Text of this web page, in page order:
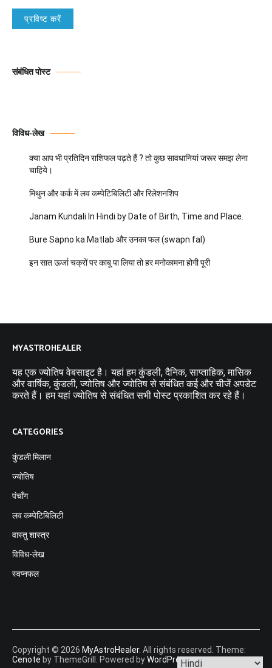
संबंधित पोस्ट
विविध-लेख
क्या आप भी प्रतिदिन राशिफल पढ़ते हैं ? तो कुछ सावधानियां जरूर समझ लेना
चाहिये।
मिथुन और कर्क में लव कम्पेटिबिलिटी और रिलेशनशिप
Janam Kundali In Hindi by Date of Birth, Time and Place.
Bure Sapno ka Matlab और उनका फल (swapn fal)
इन सात ऊर्जा चक्रों पर काबू पा लिया तो हर मनोकामना होगी पूरी
MYASTROHEALER
यह एक ज्योतिष वेबसाइट है। यहां हम कुंडली, दैनिक, साप्ताहिक, मासिक
और वार्षिक, कुंडली, ज्योतिष और ज्योतिष से संबंधित कई और चीजें अपडेट
करते हैं। हम यहां ज्योतिष से संबंधित सभी पोस्ट प्रकाशित कर रहे हैं।
CATEGORIES
कुंडली मिलान
ज्योतिष
पंचाँग
लव कम्पेटिबिलिटी
वास्तु शास्त्र
विविध-लेख
स्वप्नफल
Copyright © 2026 MyAstroHealer. All rights reserved. Theme:
Cenote by ThemeGrill. Powered byWordPress.